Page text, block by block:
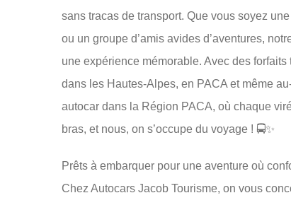
sans tracas de transport. Que vous soyez
ou un groupe d’amis avides d’aventures,
une expérience mémorable. Avec des
dans les Hautes-Alpes, en PACA et même
autocar dans la Région PACA, où chaque
bras, et nous, on s’occupe du voyage ! 🚍✨
Prêts à embarquer pour une aventure où
Chez Autocars Jacob Tourisme, on vous